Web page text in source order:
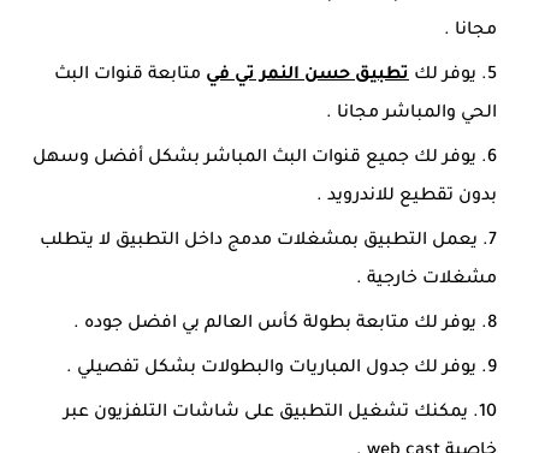
مجانا .
يوفر لك تطبيق حسن النمر تي في متابعة قنوات البث
الحي والمباشر مجانا .
يوفر لك جميع قنوات البث المباشر بشكل أفضل وسهل
بدون تقطيع للاندرويد .
يعمل التطبيق بمشغلات مدمج داخل التطبيق لا يتطلب
مشغلات خارجية .
يوفر لك متابعة بطولة كأس العالم بي افضل جوده .
يوفر لك جدول المباريات والبطولات بشكل تفصيلي .
يمكنك تشغيل التطبيق على شاشات التلفزيون عبر